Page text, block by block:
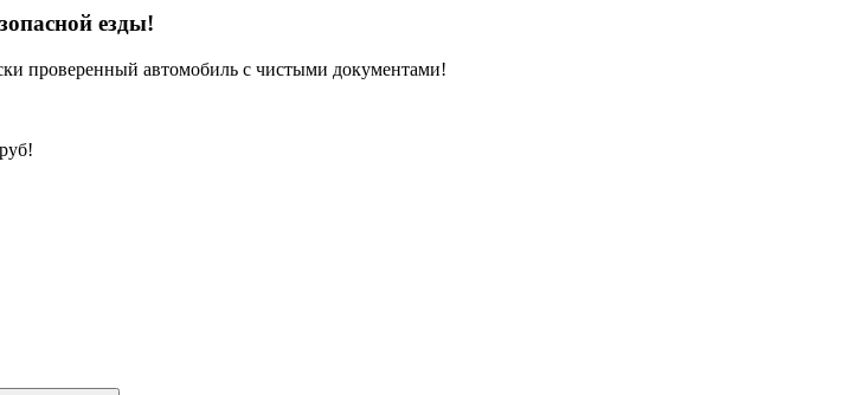
езды!
проверенный автомобиль с чистыми документами!